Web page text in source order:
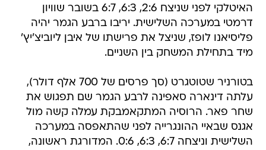
האיטלקי לפני שניצח 2:6, 6:3, 6:7 בשובר שוויון
דרמטי במערכה השלישית. יריבו ברבע הגמר יהיה
פליסיאנו לופז, שניצל את פרישתו של איבן ליוביצ'יץ'
מיד בתחילת המשחק בין השניים.
בטורניר שטוטגרט (סך פרסים של 700 אלף דולר),
עלתה דינארה סאפינה לרבע הגמר שם תפגוש את
שחר פאר. הרוסיה המתקאמבקת עמלה קשה מול
אגנס שבאיי ההונגרייה לפני שהתאפסה במערכה
השלישית וניצחה 6:7, 6:3, 0:6. המדורגת ראשונה,